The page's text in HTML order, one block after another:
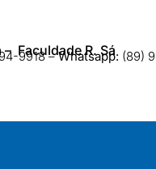
Faculdade R. Sá
9918​ –Whatsapp: (89)